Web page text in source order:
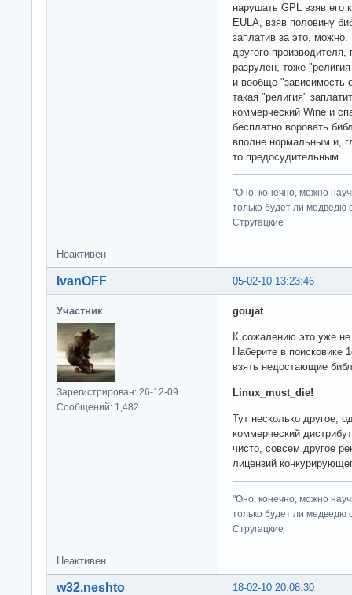
нарушать GPL взяв его
EULA, взяв половину
заплатив за это,
другого производителя,
разрулен, тоже
и вообще "зависимость
такая "религия"
коммерческий Wine и
бесплатно воровать
вполне нормальным и,
то предосудительным.
"Оно, конечно, можно
только будет ли медведю
Стругацкие
Неактивен
05-02-10 13:23:46
IvanOFF
Участник
Зарегистрирован: 26-12-09
Сообщений: 1,482
goujat
К сожалению это уже не
Наберите в поисковике
взять недостающие
Linux_must_die!
Тут несколько другое,
коммерческий
чисто, совсем другое
лицензий
"Оно, конечно, можно
только будет ли медведю
Стругацкие
Неактивен
18-02-10 20:08:30
w32.neshto